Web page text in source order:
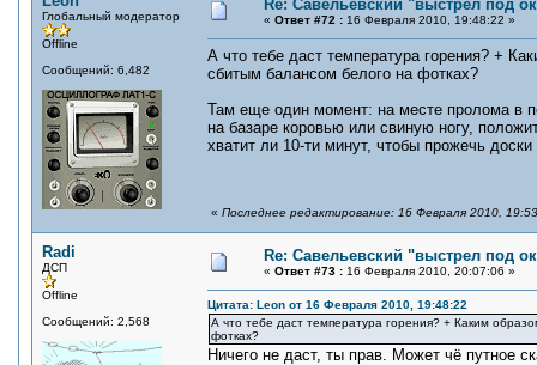
Глобальный модератор
Offline
Сообщений: 6,482
Re: Савельевский "выстрел под
« Ответ #72 : 16 Февраля 2010, 19:48:22 »
А что тебе даст температура горения? +
сбитым балансом белого на фотках?
Там еще один момент: на месте пролома в
на базаре коровью или свиную ногу,
хватит ли 10-ти минут, чтобы прожечь
« Последнее редактирование: 16 Февраля 2010,
Radi
ДСП
Offline
Сообщений: 2,568
Re: Савельевский "выстрел под
« Ответ #73 : 16 Февраля 2010, 20:07:06 »
Цитата: Leon от 16 Февраля 2010, 19:48:22
А что тебе даст температура горения? + Каким
фотках?
Ничего не даст, ты прав. Может чё путное